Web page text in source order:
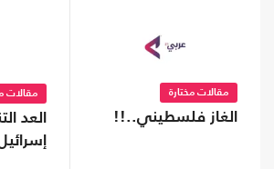
مقالات مختارة
الغاز فلسطيني..!!
مقالات
العد